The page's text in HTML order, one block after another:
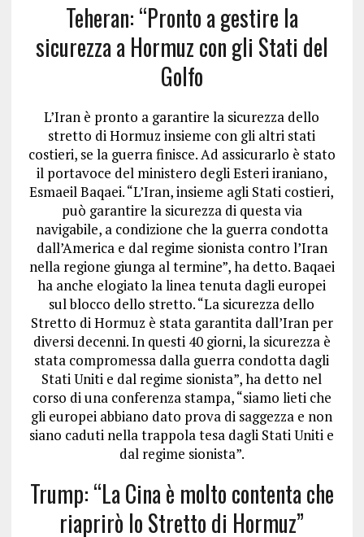
Teheran: “Pronto a gestire la
sicurezza a Hormuz con gli Stati del
Golfo
L’Iran è pronto a garantire la sicurezza dello
stretto di Hormuz insieme con gli altri stati
costieri, se la guerra finisce. Ad assicurarlo è stato
il portavoce del ministero degli Esteri iraniano,
Esmaeil Baqaei. “L’Iran, insieme agli Stati costieri,
può garantire la sicurezza di questa via
navigabile, a condizione che la guerra condotta
dall’America e dal regime sionista contro l’Iran
nella regione giunga al termine”, ha detto. Baqaei
ha anche elogiato la linea tenuta dagli europei
sul blocco dello stretto. “La sicurezza dello
Stretto di Hormuz è stata garantita dall’Iran per
diversi decenni. In questi 40 giorni, la sicurezza è
stata compromessa dalla guerra condotta dagli
Stati Uniti e dal regime sionista”, ha detto nel
corso di una conferenza stampa, “siamo lieti che
gli europei abbiano dato prova di saggezza e non
siano caduti nella trappola tesa dagli Stati Uniti e
dal regime sionista”.
Trump: “La Cina è molto contenta che
riaprirò lo Stretto di Hormuz”